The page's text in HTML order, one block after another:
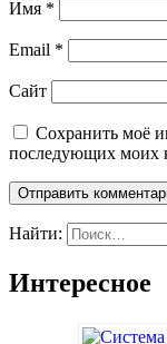
Имя *
Email *
Сайт
Сохранить моё
последующих моих
Найти:
Интересное